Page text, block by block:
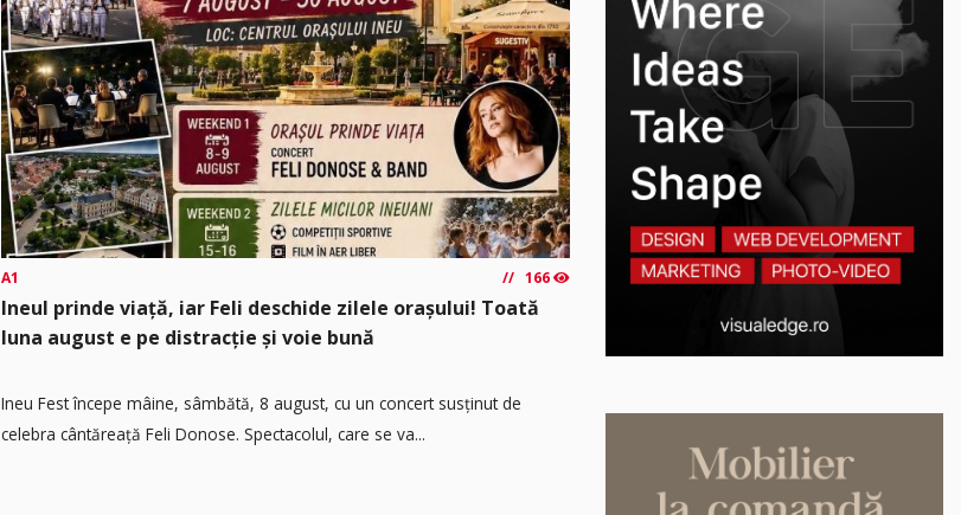
A1 166
Ineul prinde viață, iar Feli deschide zilele orașului! Toată
luna august e pe distracție și voie bună
Ineu Fest începe mâine, sâmbătă, 8 august, cu un concert susținut de
celebra cântăreață Feli Donose. Spectacolul, care se va...